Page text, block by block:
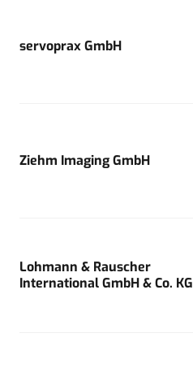
servoprax GmbH
Ziehm Imaging GmbH
Lohmann & Rauscher
International GmbH & Co. KG